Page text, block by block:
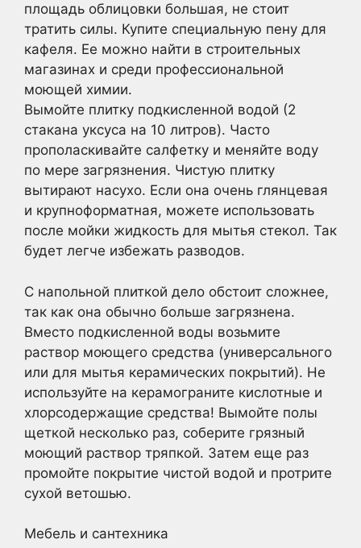
площадь облицовки большая, не стоит
тратить силы. Купите специальную пену для
кафеля. Ее можно найти в строительных
магазинах и среди профессиональной
моющей химии.
Вымойте плитку подкисленной водой (2
стакана уксуса на 10 литров). Часто
прополаскивайте салфетку и меняйте воду
по мере загрязнения. Чистую плитку
вытирают насухо. Если она очень глянцевая
и крупноформатная, можете использовать
после мойки жидкость для мытья стекол. Так
будет легче избежать разводов.
С напольной плиткой дело обстоит сложнее,
так как она обычно больше загрязнена.
Вместо подкисленной воды возьмите
раствор моющего средства (универсального
или для мытья керамических покрытий). Не
используйте на керамограните кислотные и
хлорсодержащие средства! Вымойте полы
щеткой несколько раз, соберите грязный
моющий раствор тряпкой. Затем еще раз
промойте покрытие чистой водой и протрите
сухой ветошью.
Мебель и сантехника